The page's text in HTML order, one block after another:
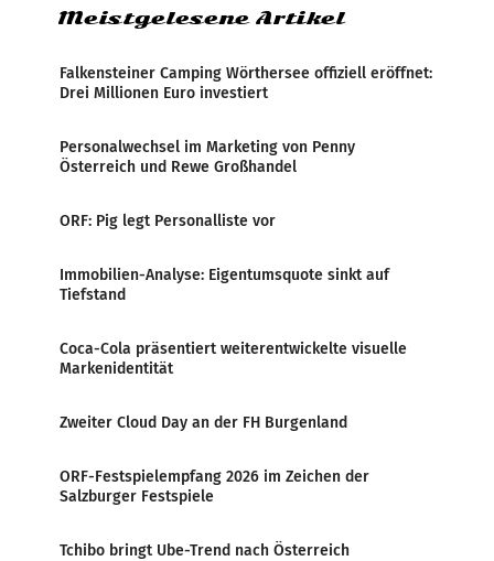
Meistgelesene Artikel
Falkensteiner Camping Wörthersee offiziell eröffnet:
Drei Millionen Euro investiert
Personalwechsel im Marketing von Penny
Österreich und Rewe Großhandel
ORF: Pig legt Personalliste vor
Immobilien-Analyse: Eigentumsquote sinkt auf
Tiefstand
Coca-Cola präsentiert weiterentwickelte visuelle
Markenidentität
Zweiter Cloud Day an der FH Burgenland
ORF-Festspielempfang 2026 im Zeichen der
Salzburger Festspiele
Tchibo bringt Ube-Trend nach Österreich